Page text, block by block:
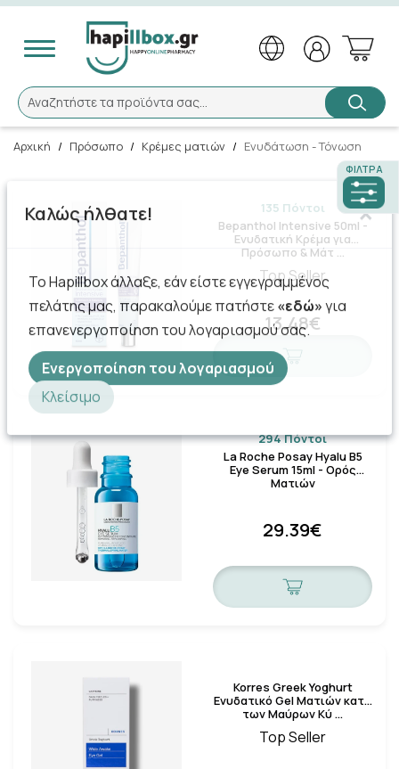
Αναζητήστε τα προϊόντα σας...
Αναζήτηση
Αρχική / Πρόσωπο / Κρέμες ματιών / Ενυδάτωση - Τόνωση
ΦΊΛΤΡΑ
135 Πόντοι
Bepanthol Intensive 50ml -
Ενυδατική Κρέμα για
Πρόσωπο & Μάτ …
Top Seller
13.48€
294 Πόντοι
La Roche Posay Hyalu B5
Eye Serum 15ml - Ορός
Ματιών
29.39€
Korres Greek Yoghurt
Ενυδατικό Gel Ματιών κατά
των Μαύρων Κύ …
Top Seller
Καλώς ήλθατε! ×
Το Hapillbox άλλαξε, εάν είστε εγγεγραμμένος
πελάτης μας, παρακαλούμε πατήστε«εδώ» για
επανενεργοποίηση του λογαριασμού σας.
Ενεργοποίηση του λογαριασμού
Κλείσιμο